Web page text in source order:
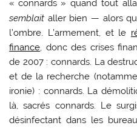
« connards » quand tout
semblait aller bien — alors
l’ombre. L’armement, et le
finance, donc des crises
de 2007 : connards. La
et de la recherche
ironie) : connards. La
là, sacrés connards. Le
désinfectant dans les